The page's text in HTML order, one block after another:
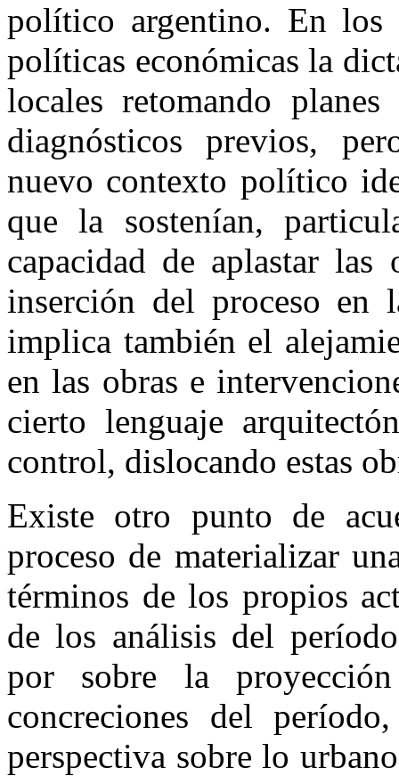
político argentino. En los
políticas económicas la
locales retomando
diagnósticos previos,
nuevo contexto político
que la sostenían,
capacidad de aplastar las
inserción del proceso en
implica también el
en las obras e
cierto lenguaje
control, dislocando estas
Existe otro punto de
proceso de materializar
términos de los propios
de los análisis del
por sobre la
concreciones del
perspectiva sobre lo